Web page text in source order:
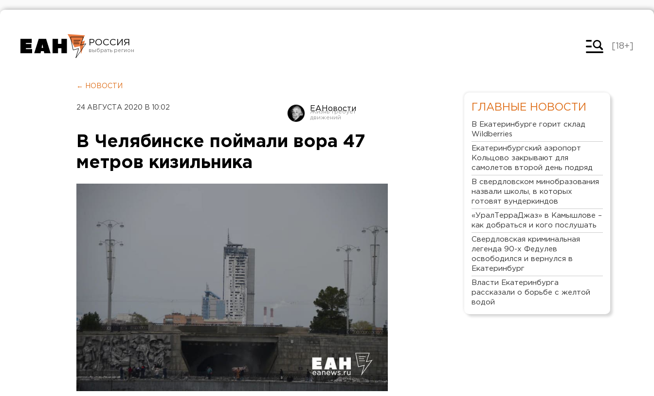
РОССИЯ
Челябинск
[18+]
← НОВОСТИ
24 АВГУСТА 2020 В 10:02 ЕАНовости
В Челябинске поймали вора 47
метров кизильника
ГЛАВНЫЕ НОВОСТИ
В Екатеринбурге горит склад
Wildberries
Екатеринбургский аэропорт
Кольцово закрывают для
самолетов второй день подряд
В свердловском минобразования
назвали школы, в которых
готовят вундеркиндов
«УралТерраДжаз» в Камышлове –
как добраться и кого послушать
Свердловская криминальная
легенда 90-х Федулев
освободился и вернулся в
Екатеринбург
Власти Екатеринбурга
рассказали о борьбе с желтой
водой